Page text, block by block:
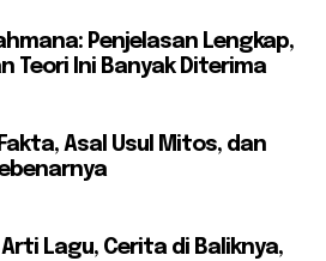
Penjelasan Lengkap,
Teori Ini Banyak Diterima
Asal Usul Mitos, dan
Lagu, Cerita di Baliknya,